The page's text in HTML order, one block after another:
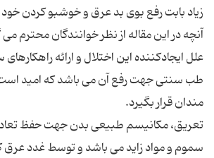
آنچه در این مقاله از نظر خوانندگان محترم
علل ایجادکننده این اختلال و ارائه
طب سنتی جهت رفع آن می باشد که امید است
تعریق، مکانیسم طبیعی بدن جهت حفظ
سموم و مواد زاید می باشد و توسط غدد عرق